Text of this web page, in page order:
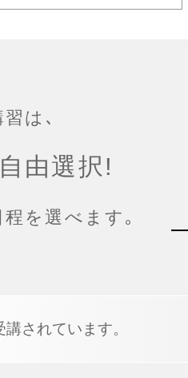
は､
自由選択!
を選べます｡
されています。